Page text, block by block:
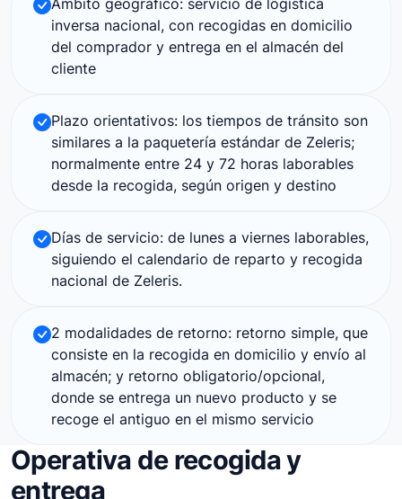
inversa nacional, con recogidas en domicilio
del comprador y entrega en el almacén del
cliente
Plazo orientativos: los tiempos de tránsito son
similares a la paquetería estándar de Zeleris;
normalmente entre 24 y 72 horas laborables
desde la recogida, según origen y destino
Días de servicio: de lunes a viernes laborables,
siguiendo el calendario de reparto y recogida
nacional de Zeleris.
2 modalidades de retorno: retorno simple, que
consiste en la recogida en domicilio y envío al
almacén; y retorno obligatorio/opcional,
donde se entrega un nuevo producto y se
recoge el antiguo en el mismo servicio
Operativa de recogida y
entrega